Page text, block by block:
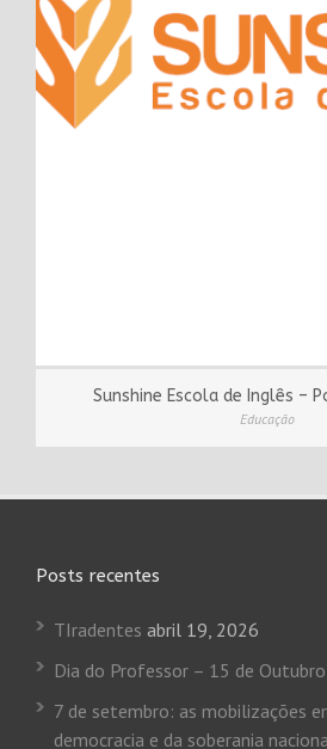
Sunshine Escola de Inglês –
Educação
Posts recentes
TIradentes abril 19, 2026
Dia do Professor – 15 de Outubro
7 de setembro: as mobilizações
democracia e da soberania